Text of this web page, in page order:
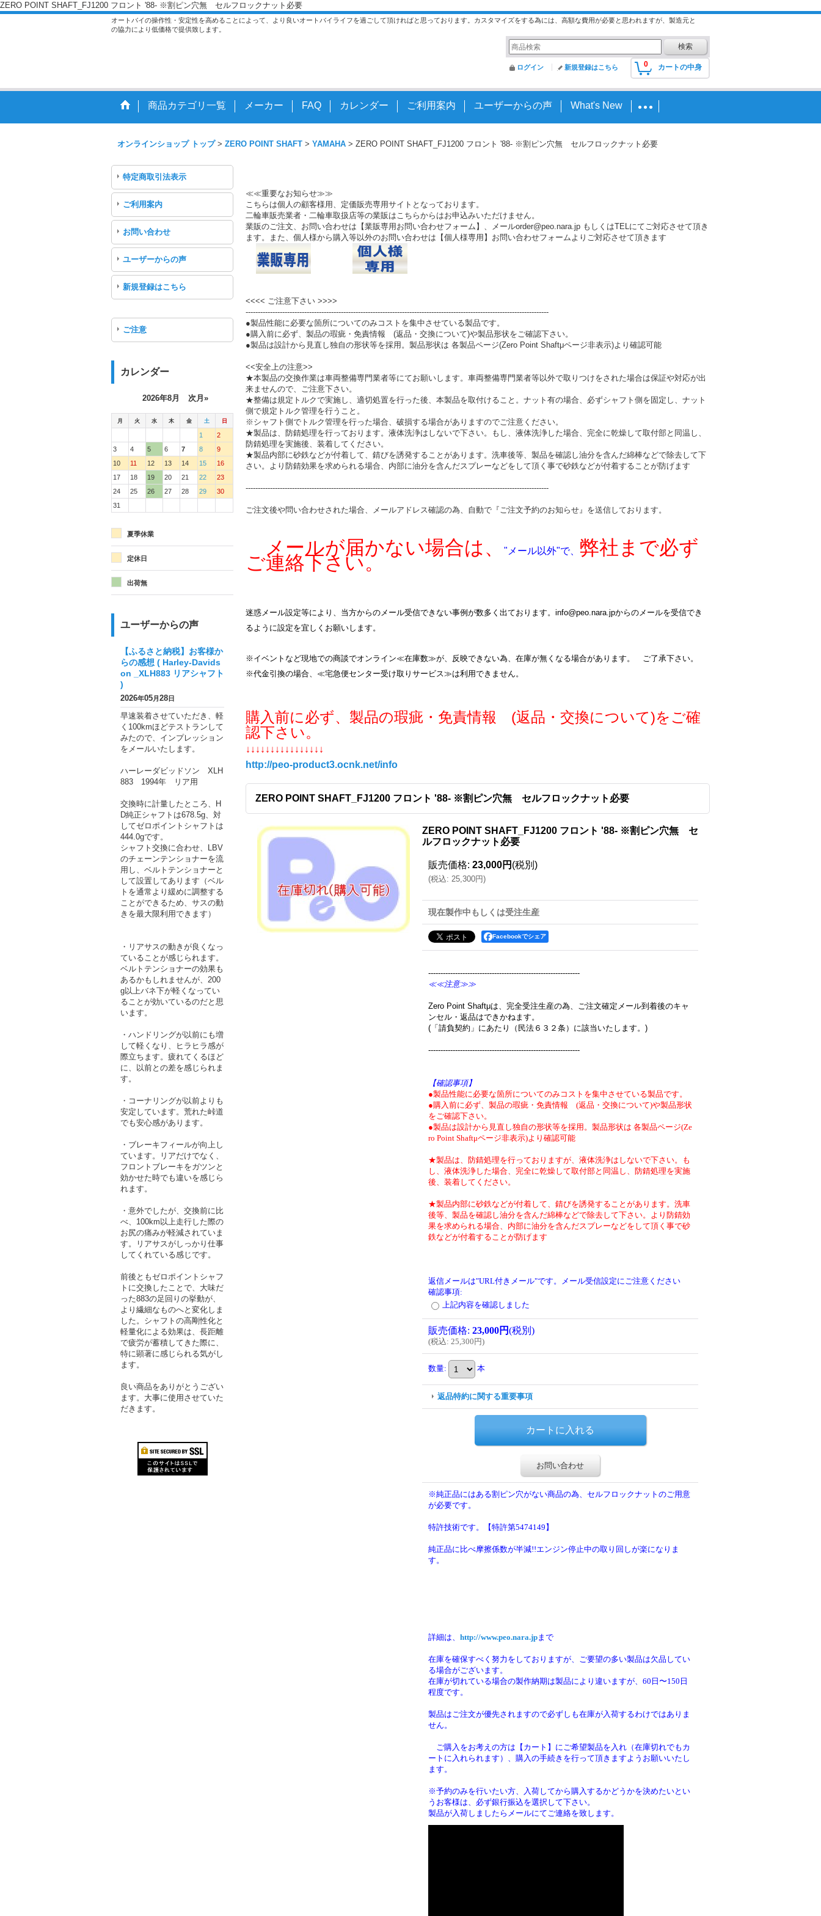
ZERO POINT SHAFT_FJ1200 フロント '88- ※割ピン穴無 セルフロックナット必要
オートバイの操作性・安定性を高めることによって、より良いオートバイライフを過ごして頂ければと思っております。カスタマイズをする為には、高額な費用が必要と思われますが、製造元と
の協力により低価格で提供致します。
0 カートの中身
ログイン 新規登録はこちら
商品カテゴリ一覧 メーカー FAQ カレンダー ご利用案内 ユーザーからの声 What's New
オンラインショップ トップ > ZERO POINT SHAFT > YAMAHA > ZERO POINT SHAFT_FJ1200 フロント '88- ※割ピン穴無 セルフロックナット必要
特定商取引法表示
ご利用案内
お問い合わせ
ユーザーからの声
新規登録はこちら
ご注意
カレンダー
2026年8月 次月»
月 火 水 木 金 土 日
1
2
3
4 5 6 7 8
9
10
11 12 13 14 15
16
17
18 19 20 21 22
23
24
25 26 27 28 29
30
31
夏季休業
定休日
出荷無
ユーザーからの声
【ふるさと納税】お客様か
らの感想 ( Harley-Davids
on _XLH883 リアシャフト
)
2026年05月28日
早速装着させていただき、軽
く100kmほどテストランして
みたので、インプレッション
をメールいたします。
ハーレーダビッドソン XLH
883 1994年 リア用
交換時に計量したところ、H
D純正シャフトは678.5g、対
してゼロポイントシャフトは
444.0gです。
シャフト交換に合わせ、LBV
のチェーンテンショナーを流
用し、ベルトテンショナーと
して設置してあります（ベル
トを通常より緩めに調整する
ことができるため、サスの動
きを最大限利用できます）
・リアサスの動きが良くなっ
ていることが感じられます。
ベルトテンショナーの効果も
あるかもしれませんが、200
g以上バネ下が軽くなってい
ることが効いているのだと思
います。
・ハンドリングが以前にも増
して軽くなり、ヒラヒラ感が
際立ちます。疲れてくるほど
に、以前との差を感じられま
す。
・コーナリングが以前よりも
安定しています。荒れた峠道
でも安心感があります。
・ブレーキフィールが向上し
ています。リアだけでなく、
フロントブレーキをガツンと
効かせた時でも違いを感じら
れます。
・意外でしたが、交換前に比
べ、100km以上走行した際の
お尻の痛みが軽減されていま
す。リアサスがしっかり仕事
してくれている感じです。
前後ともゼロポイントシャフ
トに交換したことで、大味だ
った883の足回りの挙動が、
より繊細なものへと変化しま
した。シャフトの高剛性化と
軽量化による効果は、長距離
で疲労が蓄積してきた際に、
特に顕著に感じられる気がし
ます。
良い商品をありがとうござい
ます。大事に使用させていた
だきます。
≪≪重要なお知らせ≫≫
こちらは個人の顧客様用、定価販売専用サイトとなっております。
二輪車販売業者・二輪車取扱店等の業販はこちらからはお申込みいただけません。
業販のご注文、お問い合わせは【業販専用お問い合わせフォーム】、メールorder@peo.nara.jp もしくはTELにてご対応させて頂き
ます。また、個人様から購入等以外のお問い合わせは【個人様専用】お問い合わせフォームよりご対応させて頂きます
<<<< ご注意下さい >>>>
----------------------------------------------------------------------------------------------------------------------------
●製品性能に必要な箇所についてのみコストを集中させている製品です。
●購入前に必ず、製品の瑕疵・免責情報 (返品・交換について)や製品形状をご確認下さい。
●製品は設計から見直し独自の形状等を採用。製品形状は 各製品ページ(Zero Point Shaftμページ非表示)より確認可能
<<安全上の注意>>
★本製品の交換作業は車両整備専門業者等にてお願いします。車両整備専門業者等以外で取りつけをされた場合は保証や対応が出
来ませんので、ご注意下さい。
★整備は規定トルクで実施し、適切処置を行った後、本製品を取付けること。ナット有の場合、必ずシャフト側を固定し、ナット
側で規定トルク管理を行うこと。
※シャフト側でトルク管理を行った場合、破損する場合がありますのでご注意ください。
★製品は、防錆処理を行っております。液体洗浄はしないで下さい。もし、液体洗浄した場合、完全に乾燥して取付部と同温し、
防錆処理を実施後、装着してください。
★製品内部に砂鉄などが付着して、錆びを誘発することがあります。洗車後等、製品を確認し油分を含んだ綿棒などで除去して下
さい。より防錆効果を求められる場合、内部に油分を含んだスプレーなどをして頂く事で砂鉄などが付着することが防げます
----------------------------------------------------------------------------------------------------------------------------
ご注文後や問い合わせされた場合、メールアドレス確認の為、自動で『ご注文予約のお知らせ』を送信しております。
メールが届かない場合は、 "メール以外"で、 弊社まで必ず
ご連絡下さい。
迷惑メール設定等により、当方からのメール受信できない事例が数多く出ております。info@peo.nara.jpからのメールを受信でき
るように設定を宜しくお願いします。
※イベントなど現地での商談でオンライン≪在庫数≫が、反映できない為、在庫が無くなる場合があります。 ご了承下さい。
※代金引換の場合、≪宅急便センター受け取りサービス≫は利用できません。
購入前に必ず、製品の瑕疵・免責情報 (返品・交換について)をご確
認下さい。
↓↓↓↓↓↓↓↓↓↓↓↓↓↓↓↓
http://peo-product3.ocnk.net/info
ZERO POINT SHAFT_FJ1200 フロント '88- ※割ピン穴無 セルフロックナット必要
ZERO POINT SHAFT_FJ1200 フロント '88- ※割ピン穴無 セ
ルフロックナット必要
販売価格: 23,000円 (税別)
(税込: 25,300円)
現在製作中もしくは受注生産
Facebookでシェア
--------------------------------------------------------------
≪≪注意≫≫
Zero Point Shaftμは、完全受注生産の為、ご注文確定メール到着後のキャ
ンセル・返品はできかねます。
(「請負契約」にあたり（民法６３２条）に該当いたします。)
--------------------------------------------------------------
【確認事項】
●製品性能に必要な箇所についてのみコストを集中させている製品です。
●購入前に必ず、製品の瑕疵・免責情報 (返品・交換について)や製品形状
をご確認下さい。
●製品は設計から見直し独自の形状等を採用。製品形状は 各製品ページ(Ze
ro Point Shaftμページ非表示)より確認可能
★製品は、防錆処理を行っておりますが、液体洗浄はしないで下さい。も
し、液体洗浄した場合、完全に乾燥して取付部と同温し、防錆処理を実施
後、装着してください。
★製品内部に砂鉄などが付着して、錆びを誘発することがあります。洗車
後等、製品を確認し油分を含んだ綿棒などで除去して下さい。より防錆効
果を求められる場合、内部に油分を含んだスプレーなどをして頂く事で砂
鉄などが付着することが防げます
返信メールは"URL付きメール"です。メール受信設定にご注意ください
確認事項:
上記内容を確認しました
販売価格: 23,000円(税別)
(税込: 25,300円)
数量: 本
返品特約に関する重要事項
お問い合わせ
※純正品にはある割ピン穴がない商品の為、セルフロックナットのご用意
が必要です。
特許技術です。【特許第5474149】
純正品に比べ摩擦係数が半減!!エンジン停止中の取り回しが楽になりま
す。
詳細は、 http://www.peo.nara.jpまで
在庫を確保すべく努力をしておりますが、ご要望の多い製品は欠品してい
る場合がございます。
在庫が切れている場合の製作納期は製品により違いますが、60日〜150日
程度です。
製品はご注文が優先されますので必ずしも在庫が入荷するわけではありま
せん。
ご購入をお考えの方は【カート】にご希望製品を入れ（在庫切れでもカ
ートに入れられます）、購入の手続きを行って頂きますようお願いいたし
ます。
※予約のみを行いたい方、入荷してから購入するかどうかを決めたいとい
うお客様は、必ず銀行振込を選択して下さい。
製品が入荷しましたらメールにてご連絡を致します。